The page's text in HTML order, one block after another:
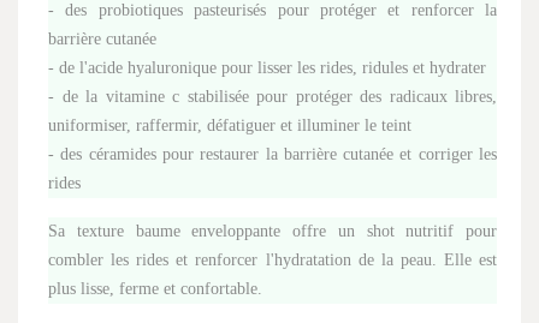
- des probiotiques pasteurisés pour protéger et renforcer la
barrière cutanée
- de l'acide hyaluronique pour lisser les rides, ridules et hydrater
- de la vitamine c stabilisée pour protéger des radicaux libres,
uniformiser, raffermir, défatiguer et illuminer le teint
- des céramides pour restaurer la barrière cutanée et corriger les
rides
Sa texture baume enveloppante offre un shot nutritif pour
combler les rides et renforcer l'hydratation de la peau. Elle est
plus lisse, ferme et confortable.